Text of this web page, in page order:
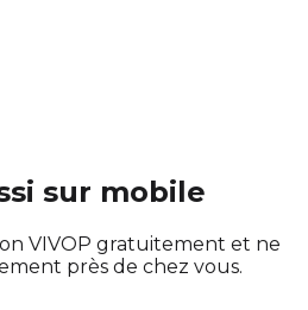
sur mobile
VIVOP gratuitement et ne
près de chez vous.